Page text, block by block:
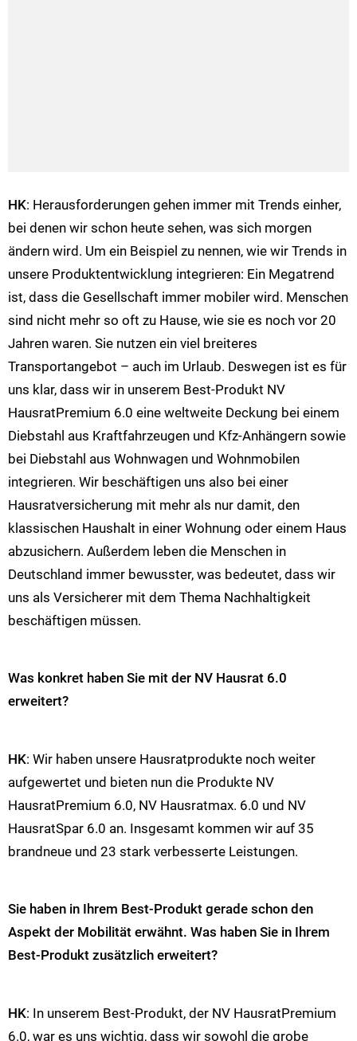
HK: Herausforderungen gehen immer mit Trends einher,
bei denen wir schon heute sehen, was sich morgen
ändern wird. Um ein Beispiel zu nennen, wie wir Trends in
unsere Produktentwicklung integrieren: Ein Megatrend
ist, dass die Gesellschaft immer mobiler wird. Menschen
sind nicht mehr so oft zu Hause, wie sie es noch vor 20
Jahren waren. Sie nutzen ein viel breiteres
Transportangebot – auch im Urlaub. Deswegen ist es für
uns klar, dass wir in unserem Best-Produkt NV
HausratPremium 6.0 eine weltweite Deckung bei einem
Diebstahl aus Kraftfahrzeugen und Kfz-Anhängern sowie
bei Diebstahl aus Wohnwagen und Wohnmobilen
integrieren. Wir beschäftigen uns also bei einer
Hausratversicherung mit mehr als nur damit, den
klassischen Haushalt in einer Wohnung oder einem Haus
abzusichern. Außerdem leben die Menschen in
Deutschland immer bewusster, was bedeutet, dass wir
uns als Versicherer mit dem Thema Nachhaltigkeit
beschäftigen müssen.
Was konkret haben Sie mit der NV Hausrat 6.0
erweitert?
HK: Wir haben unsere Hausratprodukte noch weiter
aufgewertet und bieten nun die Produkte NV
HausratPremium 6.0, NV Hausratmax. 6.0 und NV
HausratSpar 6.0 an. Insgesamt kommen wir auf 35
brandneue und 23 stark verbesserte Leistungen.
Sie haben in Ihrem Best-Produkt gerade schon den
Aspekt der Mobilität erwähnt. Was haben Sie in Ihrem
Best-Produkt zusätzlich erweitert?
HK: In unserem Best-Produkt, der NV HausratPremium
6.0, war es uns wichtig, dass wir sowohl die grobe